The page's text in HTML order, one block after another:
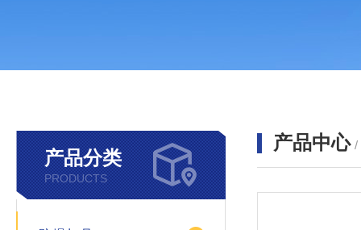
产品分类
PRODUCTS
产品中心 /